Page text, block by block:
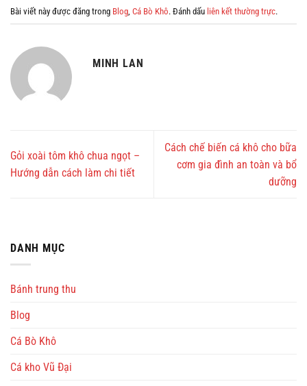
Bài viết này được đăng trong Blog Cá Bò Khô. Đánh dấu liên kết thường trực.
MINH LAN
Gỏi xoài tôm khô chua ngọt –
Hướng dẫn cách làm chi tiết
Cách chế biến cá khô cho bữa
cơm gia đình an toàn và bổ
dưỡng
DANH MỤC
Bánh trung thu
Blog
Cá Bò Khô
Cá kho Vũ Đại